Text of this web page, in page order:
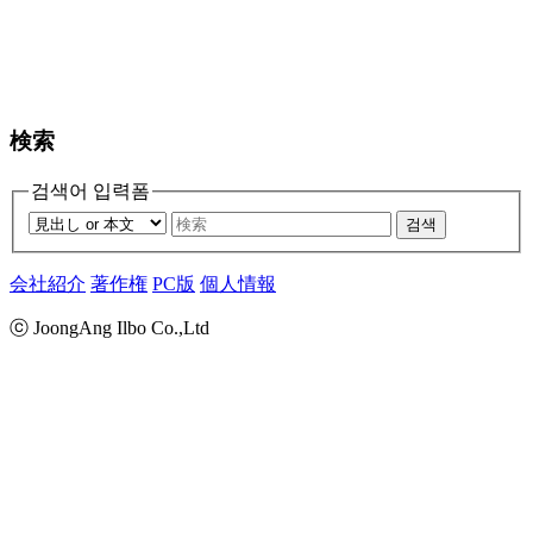
検索
검색어 입력폼
검색
会社紹介 著作権 PC版 個人情報
ⓒ JoongAng Ilbo Co.,Ltd